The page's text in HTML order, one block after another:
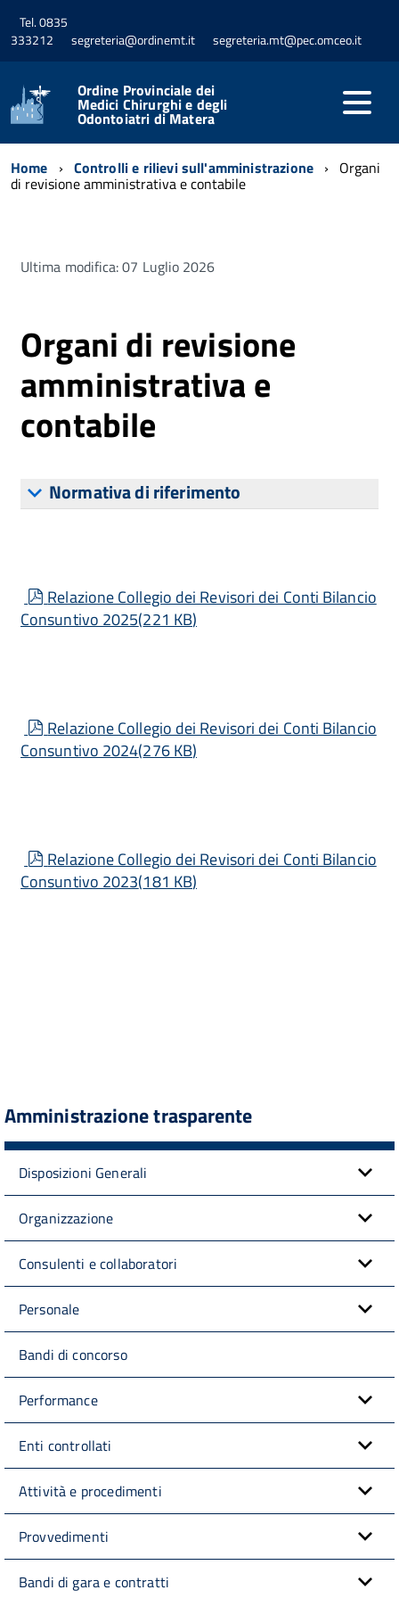
Tel. 0835
333212
segreteria@ordinemt.it segreteria.mt@pec.omceo.it
Ordine Provinciale dei
Medici Chirurghi e degli
Odontoiatri di Matera
Home Controlli e rilievi sull'amministrazione Organi
di revisione amministrativa e contabile
Ultima modifica: 07 Luglio 2026
Organi di revisione
amministrativa e
contabile
Normativa di riferimento
pdf
Relazione Collegio dei Revisori dei Conti Bilancio
Consuntivo 2025(221 KB)
pdf
Relazione Collegio dei Revisori dei Conti Bilancio
Consuntivo 2024(276 KB)
pdf
Relazione Collegio dei Revisori dei Conti Bilancio
Consuntivo 2023(181 KB)
Amministrazione trasparente
Disposizioni Generali
Organizzazione
Consulenti e collaboratori
Personale
Bandi di concorso
Performance
Enti controllati
Attività e procedimenti
Provvedimenti
Bandi di gara e contratti